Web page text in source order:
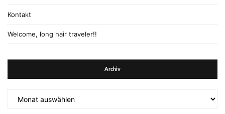
Kontakt
Welcome, long hair traveler!!
Archiv